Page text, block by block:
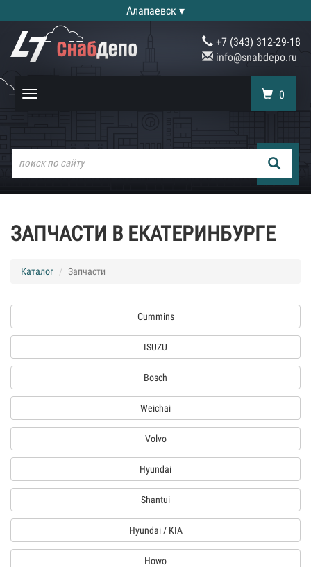
Алапаевск ▾
+7 (343) 312-29-18
info@snabdepo.ru
Toggle
0
ЗАПЧАСТИ В ЕКАТЕРИНБУРГЕ
Каталог Запчасти
Cummins
ISUZU
Bosch
Weichai
Volvo
Hyundai
Shantui
Hyundai / KIA
Howo